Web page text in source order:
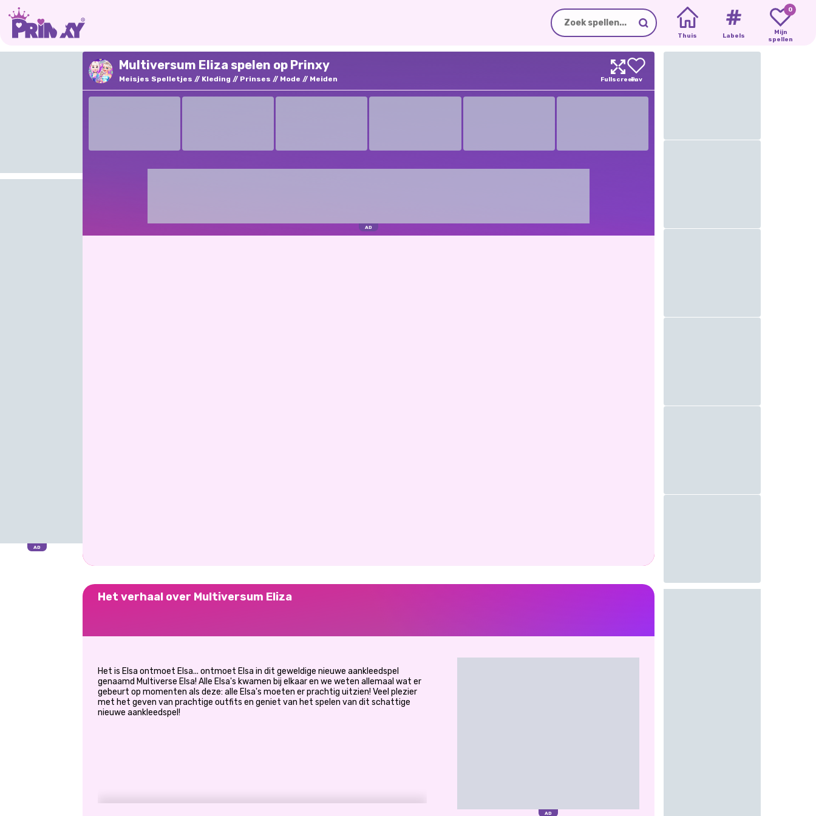
Thuis Labels
0
Mijn
spellen
Multiversum Eliza spelen op Prinxy
Meisjes Spelletjes Kleding Prinses Mode Meiden
Het verhaal over Multiversum Eliza
Het is Elsa ontmoet Elsa... ontmoet Elsa in dit geweldige nieuwe aankleedspel
genaamd Multiverse Elsa! Alle Elsa's kwamen bij elkaar en we weten allemaal wat er
gebeurt op momenten als deze: alle Elsa's moeten er prachtig uitzien! Veel plezier
met het geven van prachtige outfits en geniet van het spelen van dit schattige
nieuwe aankleedspel!